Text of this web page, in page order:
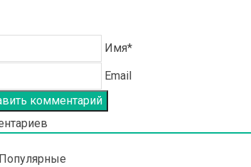
Имя*
Email
Популярные